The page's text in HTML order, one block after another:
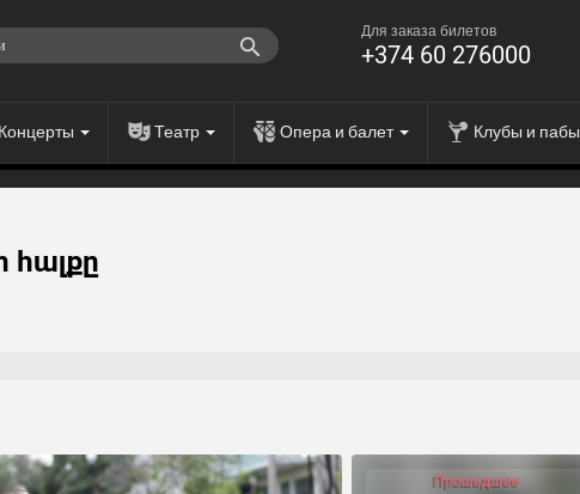
Для заказа билетов
+374 60 276000
Концерты Театр Опера и балет Клубы и пабы
հալքը
Прошедшее